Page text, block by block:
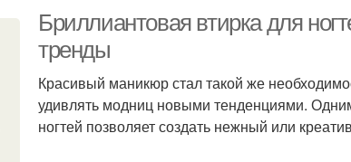
Бриллиантовая втирка для
тренды
Красивый маникюр стал такой же
удивлять модниц новыми тенденциями.
ногтей позволяет создать нежный или